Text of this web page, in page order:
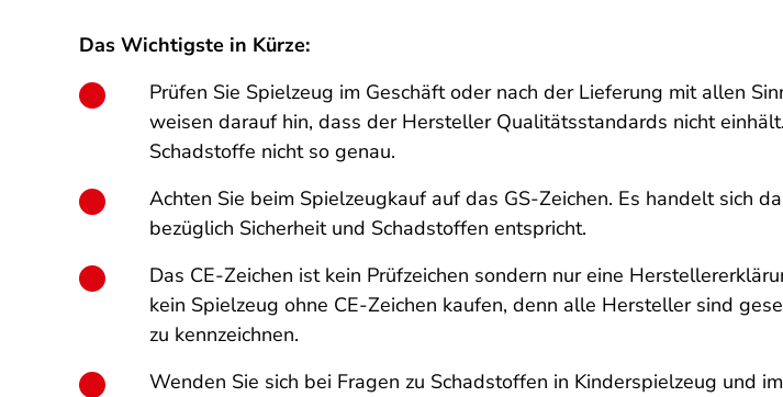
Das Wichtigste in Kürze:
Prüfen Sie Spielzeug im Geschäft oder nach der Lieferung mit allen
weisen darauf hin, dass der Hersteller Qualitätsstandards nicht
Schadstoffe nicht so genau.
Achten Sie beim Spielzeugkauf auf das GS-Zeichen. Es handelt sich
bezüglich Sicherheit und Schadstoffen entspricht.
Das CE-Zeichen ist kein Prüfzeichen sondern nur eine
kein Spielzeug ohne CE-Zeichen kaufen, denn alle Hersteller sind
zu kennzeichnen.
Wenden Sie sich bei Fragen zu Schadstoffen in Kinderspielzeug und